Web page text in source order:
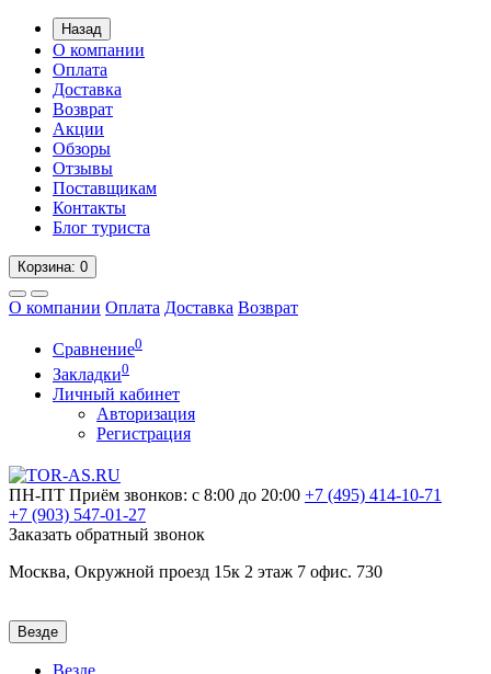
Назад
О компании
Оплата
Доставка
Возврат
Акции
Обзоры
Отзывы
Поставщикам
Контакты
Блог туриста
Корзина: 0
О компании Оплата Доставка Возврат
Сравнение0
Закладки0
Личный кабинет
Авторизация
Регистрация
ПН-ПТ Приём звонков: с 8:00 до 20:00 +7 (495) 414-10-71
+7 (903) 547-01-27
Заказать обратный звонок
Москва, Окружной проезд 15к 2 этаж 7 офис. 730
Везде
Везде